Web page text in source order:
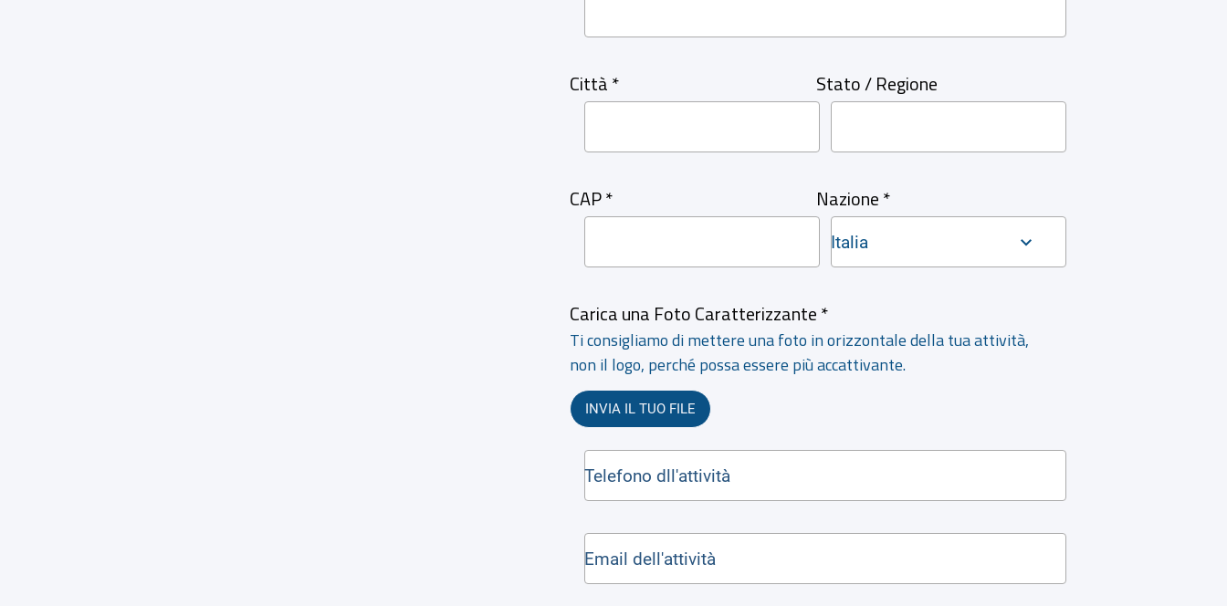
Città * Stato / Regione
CAP * Nazione *
Italia
Carica una Foto Caratterizzante *
Ti consigliamo di mettere una foto in orizzontale della tua attività,
non il logo, perché possa essere più accattivante.
INVIA IL TUO FILE